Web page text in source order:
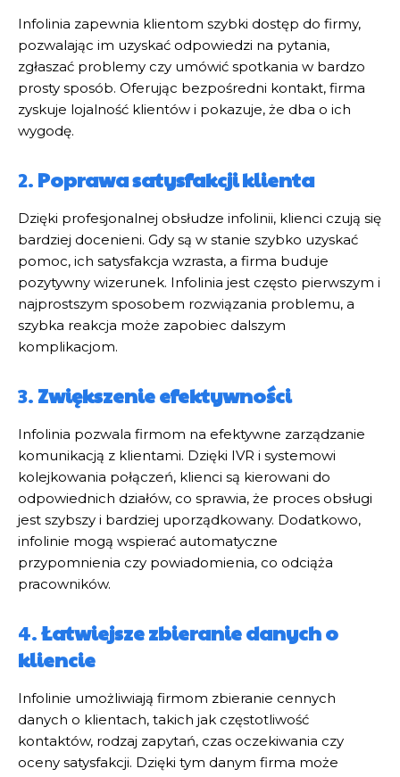
Infolinia zapewnia klientom szybki dostęp do firmy,
pozwalając im uzyskać odpowiedzi na pytania,
zgłaszać problemy czy umówić spotkania w bardzo
prosty sposób. Oferując bezpośredni kontakt, firma
zyskuje lojalność klientów i pokazuje, że dba o ich
wygodę.
2. Poprawa satysfakcji klienta
Dzięki profesjonalnej obsłudze infolinii, klienci czują się
bardziej docenieni. Gdy są w stanie szybko uzyskać
pomoc, ich satysfakcja wzrasta, a firma buduje
pozytywny wizerunek. Infolinia jest często pierwszym i
najprostszym sposobem rozwiązania problemu, a
szybka reakcja może zapobiec dalszym
komplikacjom.
3. Zwiększenie efektywności
Infolinia pozwala firmom na efektywne zarządzanie
komunikacją z klientami. Dzięki IVR i systemowi
kolejkowania połączeń, klienci są kierowani do
odpowiednich działów, co sprawia, że proces obsługi
jest szybszy i bardziej uporządkowany. Dodatkowo,
infolinie mogą wspierać automatyczne
przypomnienia czy powiadomienia, co odciąża
pracowników.
4.Łatwiejsze zbieranie danych o
kliencie
Infolinie umożliwiają firmom zbieranie cennych
danych o klientach, takich jak częstotliwość
kontaktów, rodzaj zapytań, czas oczekiwania czy
oceny satysfakcji. Dzięki tym danym firma może